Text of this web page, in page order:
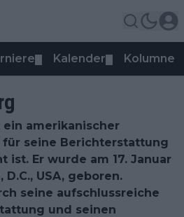
Kalender Kolumnen
amerikanischer
seine Berichterstattung
ist. Er wurde am 17. Januar
USA, geboren.
seine aufschlussreiche
und seinen